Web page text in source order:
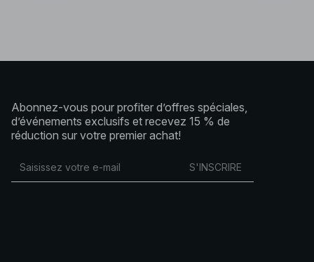
Abonnez-vous pour profiter d’offres spéciales,
d’événements exclusifs et recevez 15 % de
réduction sur votre premier achat!
S'INSCRIRE